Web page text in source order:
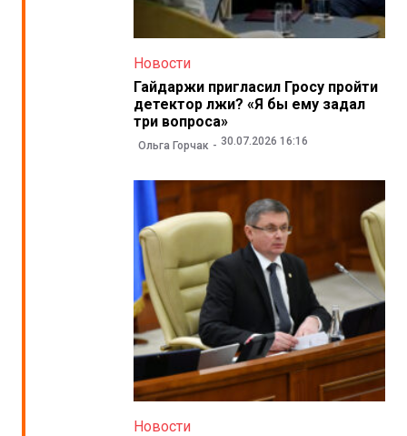
Новости
Гайдаржи пригласил Гросу пройти
детектор лжи? «Я бы ему задал
три вопроса»
Ольга Горчак 30.07.2026 16:16
Новости